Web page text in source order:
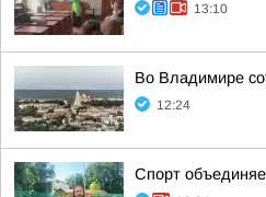
13:10
Во Владимире
12:24
Спорт